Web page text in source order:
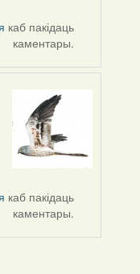
каб пакідаць
каментары.
каб пакідаць
каментары.